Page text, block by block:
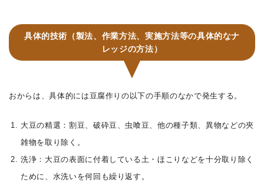
具体的技術（製法、作業方法、実施方法等の具体的なナ
レッジの方法）
おからは、具体的には豆腐作りの以下の手順のなかで発生する。
大豆の精選：割豆、破砕豆、虫喰豆、他の種子類、異物などの夾
雑物を取り除く。
洗浄：大豆の表面に付着している土・ほこりなどを十分取り除く
ために、水洗いを何回も繰り返す。